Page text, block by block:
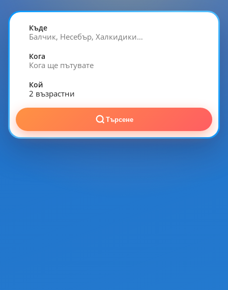
Къде
Балчик, Несебър, Халкидики…
Кога
Кога ще пътувате
Кой
2 възрастни
Търсене